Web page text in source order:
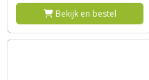
Bekijk en bestel